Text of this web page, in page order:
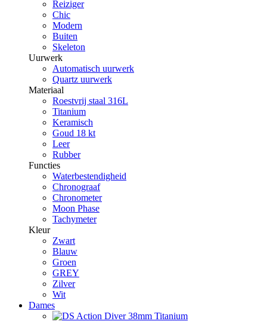
Reiziger
Chic
Modern
Buiten
Skeleton
Uurwerk
Automatisch uurwerk
Quartz uurwerk
Materiaal
Roestvrij staal 316L
Titanium
Keramisch
Goud 18 kt
Leer
Rubber
Functies
Waterbestendigheid
Chronograaf
Chronometer
Moon Phase
Tachymeter
Kleur
Zwart
Blauw
Groen
GREY
Zilver
Wit
Dames